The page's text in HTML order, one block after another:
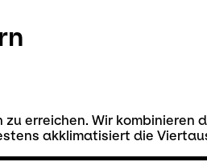
erreichen. Wir
akklimatisiert die